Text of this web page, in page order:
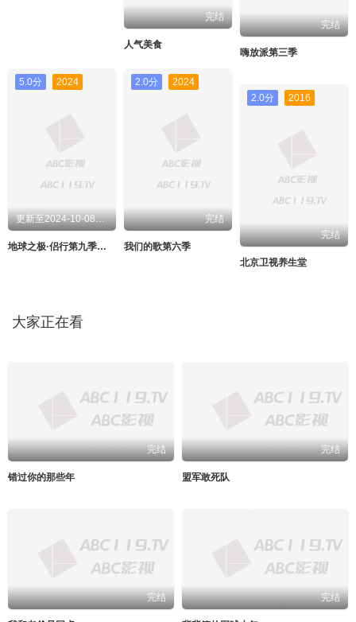
完结
人气美食
完结
嗨放派第三季
5.0分 2024
更新至2024-10-08期期
地球之极·侣行第九季上篇
2.0分 2024
完结
我们的歌第六季
2.0分 2016
完结
北京卫视养生堂
大家正在看
完结
错过你的那些年
完结
盟军敢死队
完结 完结